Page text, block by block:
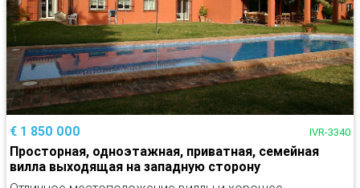
€ 1 850 000 IVR-3340
Просторная, одноэтажная, приватная, семейная
вилла выходящая на западную сторону